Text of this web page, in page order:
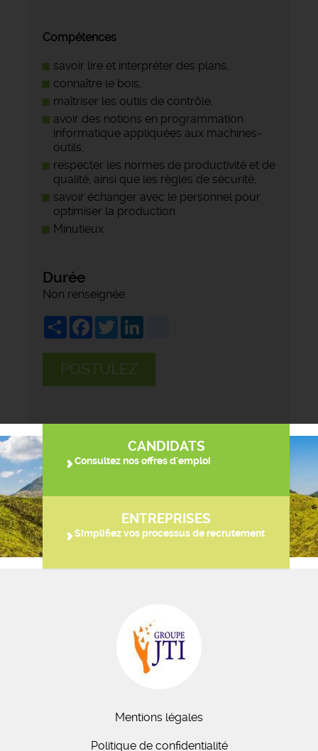
Compétences
savoir lire et interpréter des plans,
connaître le bois,
maîtriser les outils de contrôle,
avoir des notions en programmation
informatique appliquées aux machines-
outils,
respecter les normes de productivité et de
qualité, ainsi que les règles de sécurité,
savoir échanger avec le personnel pour
optimiser la production.
Minutieux
Durée
Non renseignée
ShareFacebook
Twitter
POSTULEZ
CANDIDATS
Consultez nos offres d'emploi
ENTREPRISES
Simplifiez vos processus de recrutement
Mentions légales
Politique de confidentialité